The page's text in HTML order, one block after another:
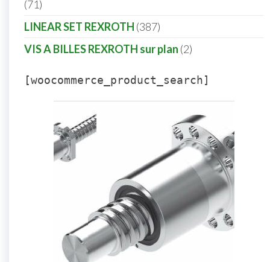
71
LINEAR SET REXROTH 387
VIS A BILLES REXROTH sur plan 2
[woocommerce_product_search]